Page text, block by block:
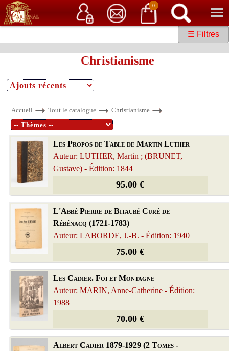
0
Service client 06 15 37 15 37 Librairie de livres anciens & rares
☰ Filtres
Christianisme
Accueil Tout le catalogue Christianisme
Les Propos de Table de Martin Luther
Auteur: LUTHER, Martin ; (BRUNET,
Gustave) - Édition: 1844
95.00 €
L'Abbé Pierre de Bitaubé Curé de
Rébénacq (1721-1783)
Auteur: LABORDE, J.-B. - Édition: 1940
75.00 €
Les Cadier. Foi et Montagne
Auteur: MARIN, Anne-Catherine - Édition:
1988
70.00 €
Albert Cadier 1879-1929 (2 Tomes -